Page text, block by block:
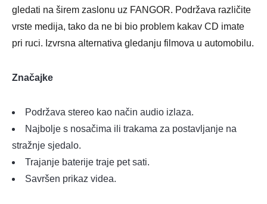
gledati na širem zaslonu uz FANGOR. Podržava različite
vrste medija, tako da ne bi bio problem kakav CD imate
pri ruci. Izvrsna alternativa gledanju filmova u automobilu.
Značajke
Podržava stereo kao način audio izlaza.
Najbolje s nosačima ili trakama za postavljanje na
stražnje sjedalo.
Trajanje baterije traje pet sati.
Savršen prikaz videa.